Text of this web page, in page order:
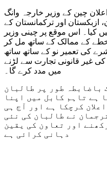
اعلان چین کے وزیر خارجہ وانگ
ازبکستان اور ترکمانستان کے
کیا۔ اس موقع پر چینی وزیر
خطے کے ممالک کے ساتھ مل کر
کی تعمیر نو کے ساتھ ساتھ
غیر قانونی تجارت سے لڑنے
میں مدد کرے گا۔
باضابطہ طور پر طالبان
ہے تاہم کابل میں اپنا
کرچکا ہے اور آج ہی
نے طالبان کی نئی
اور تعاون کی یقین
دہانی کرائی ہے